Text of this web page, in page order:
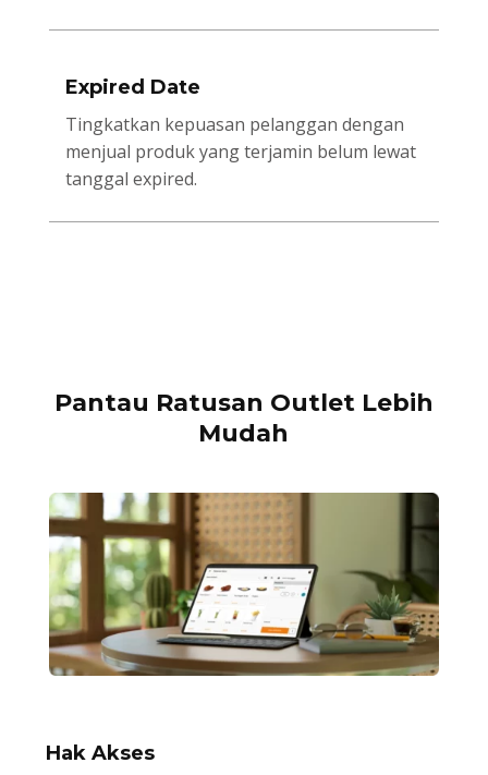
Expired Date
Tingkatkan kepuasan pelanggan dengan
menjual produk yang terjamin belum lewat
tanggal expired.
Pantau Ratusan Outlet Lebih
Mudah
Hak Akses